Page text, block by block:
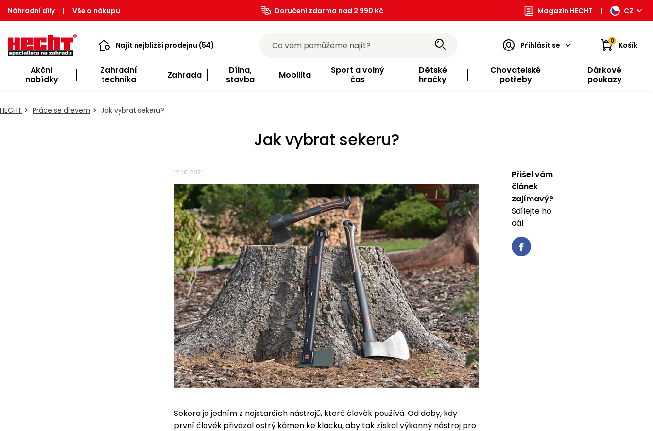
Náhradní díly | Vše o nákupu Doručení zdarma nad 2 990 Kč Magazín HECHT | CZ
Najít nejbližší prodejnu (54) Přihlásit se 0 Košík
Akční
nabídky
Zahradní
technika
Zahrada
Dílna,
stavba
Mobilita
Sport a volný
čas
Dětské
hračky
Chovatelské
potřeby
Dárkové
poukazy
HECHT Práce se dřevem Jak vybrat sekeru?
Jak vybrat sekeru?
12. 10. 2021
Sekera je jedním z nejstarších nástrojů, které člověk používá. Od doby, kdy
první člověk přivázal ostrý kámen ke klacku, aby tak získal výkonný nástroj pro
Přišel vám
článek
zajímavý?
Sdílejte ho
dál.